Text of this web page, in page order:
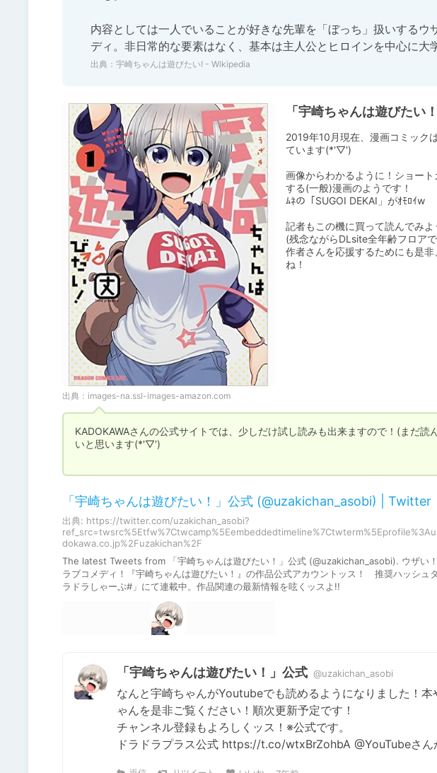
内容としては一人でいることが好きな先輩を「ぼっち」扱いするウ
ディ。非日常的な要素はなく、基本は主人公とヒロインを中心に大
出典： 宇崎ちゃんは遊びたい! - Wikipedia
出典： images-na.ssl-images-amazon.com
「宇崎ちゃんは遊びたい
2019年10月現在、漫画コミック
ています(*'▽')
画像からわかるように！ショー
する(一般)漫画のようです！
ﾑﾈの「SUGOI DEKAI」がｵﾓﾛｲw
記者もこの機に買って読んでみよ
(残念ながらDLsite全年齢フロア
作者さんを応援するためにも是
ね！
KADOKAWAさんの公式サイトでは、少しだけ試し読みも出来ますので！(まだ
いと思います(*'▽')
「宇崎ちゃんは遊びたい！」公式 (@uzakichan_asobi) | Twitter
出典: https://twitter.com/uzakichan_asobi?
dokawa.co.jp%2Fuzakichan%2F
The latest Tweets from 「宇崎ちゃんは遊びたい！」公式 (@uzakichan_asobi). ウザい
ラブコメディ！『宇崎ちゃんは遊びたい！』の作品公式アカウントッス！ 推奨ハッシュ
ラドラしゃーぷ#」にて連載中。作品関連の最新情報を呟くッスよ!!
「宇崎ちゃんは遊びたい！」公式 @uzakichan_asobi
なんと宇崎ちゃんがYoutubeでも読めるようになりました！
ゃんを是非ご覧ください！順次更新予定です！
チャンネル登録もよろしくッス！※公式です。
ドラドラプラス公式 https://t.co/wtxBrZohbA @YouTubeさん